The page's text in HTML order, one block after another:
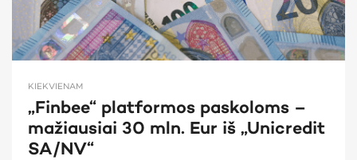
KIEKVIENAM
„Finbee“ platformos paskoloms –
mažiausiai 30 mln. Eur iš „Unicredit
SA/NV“